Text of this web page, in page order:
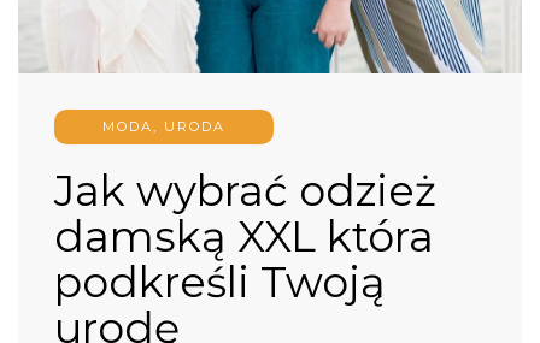
MODA, URODA
Jak wybrać odzież
damską XXL która
podkreśli Twoją
urodę